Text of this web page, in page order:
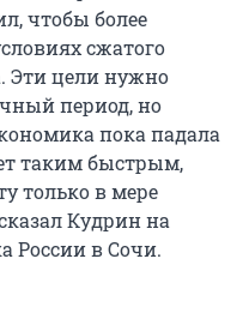
чтобы более
сжатого
Эти цели нужно
период, но
пока падала
таким быстрым,
только в мере
Кудрин на
России в Сочи.